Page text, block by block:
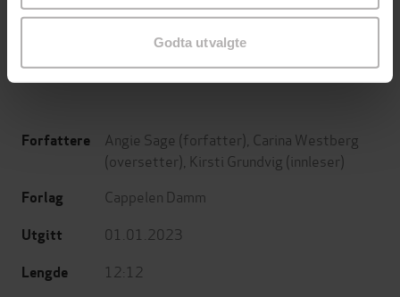
Godta utvalgte
Jo Nesbø
Jo Nesbø
Forfattere Angie Sage (forfatter), Carina Westberg
(oversetter), Kirsti Grundvig (innleser)
Forlag Cappelen Damm
Utgitt 01.01.2023
Lengde 12:12